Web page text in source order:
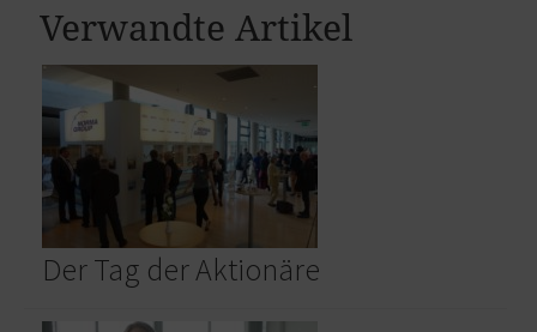
Verwandte Artikel
Der Tag der Aktionäre